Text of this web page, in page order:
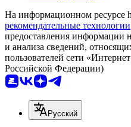
На информационном ресурсе
рекомендательные технологии
предоставления информации
и анализа сведений,
пользователей сети
Российской Федерации)
Русский